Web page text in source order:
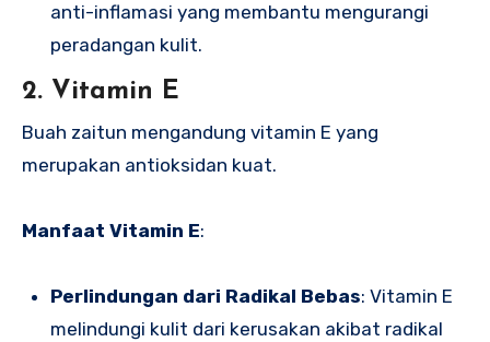
anti-inflamasi yang membantu mengurangi
peradangan kulit.
2. Vitamin E
Buah zaitun mengandung vitamin E yang
merupakan antioksidan kuat.
Manfaat Vitamin E:
Perlindungan dari Radikal Bebas: Vitamin E
melindungi kulit dari kerusakan akibat radikal